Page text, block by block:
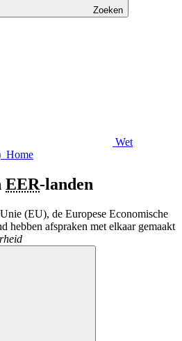
Zoeken
Wet
Home
EER-landen
(EU), de Europese Economische
hebben afspraken met elkaar gemaakt